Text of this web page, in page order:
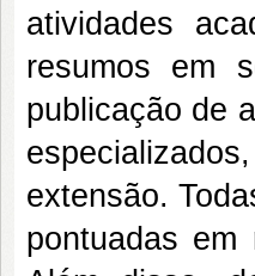
atividades
resumos em
publicação de
extensão.
pontuadas